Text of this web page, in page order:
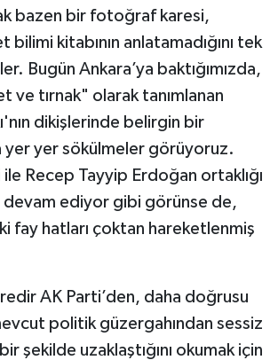
bazen bir fotoğraf karesi,
kitabının anlatamadığını tek
Bugün Ankara’ya baktığımızda,
ve tırnak" olarak tanımlanan
dikişlerinde belirgin bir
yer yer sökülmeler görüyoruz.
Recep Tayyip Erdoğan ortaklığı
devam ediyor gibi görünse de,
fay hatları çoktan hareketlenmiş
AK Parti’den, daha doğrusu
politik güzergahından sessiz
şekilde uzaklaştığını okumak için